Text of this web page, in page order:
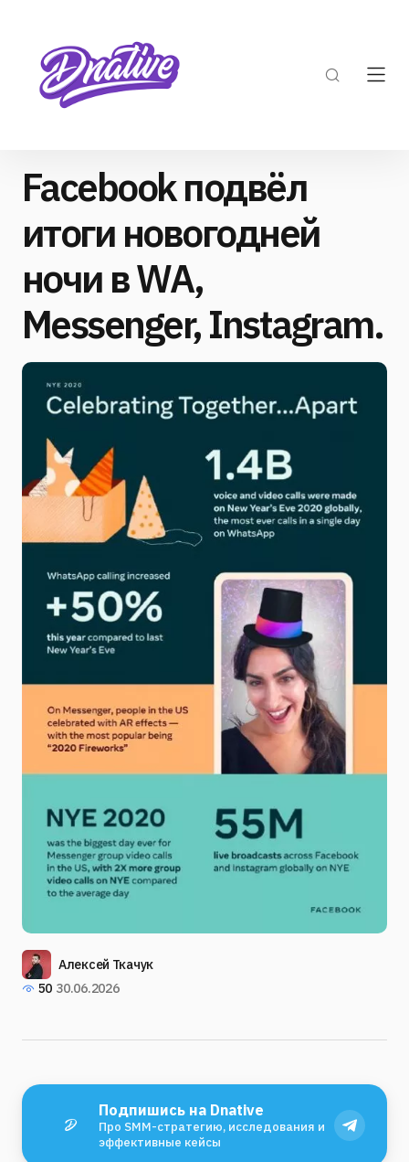
Facebook подвёл
итоги новогодней
ночи в WA,
Messenger, Instagram.
Алексей Ткачук
50 30.06.2026
Подпишись на Dnative
Про SMM-стратегию, исследования и
эффективные кейсы